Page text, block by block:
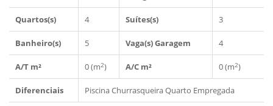
Quartos(s) 4 Suítes(s) 3
Banheiro(s) 5 Vaga(s) Garagem 4
A/T m² 0 (m2) A/C m² 0 (m2)
Diferenciais PiscinaChurrasqueiraQuarto Empregada